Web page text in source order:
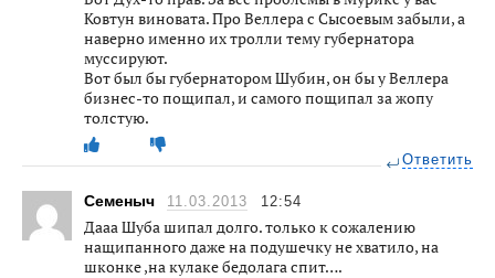
Ковтун виновата. Про Веллера с Сысоевым забыли, а
наверно именно их тролли тему губернатора
муссируют.
Вот был бы губернатором Шубин, он бы у Веллера
бизнес-то пощипал, и самого пощипал за жопу
толстую.
Ответить
Семеныч 11.03.2013 12:54
Дааа Шуба шипал долго. только к сожалению
нащипанного даже на подушечку не хватило, на
шконке ,на кулаке бедолага спит….